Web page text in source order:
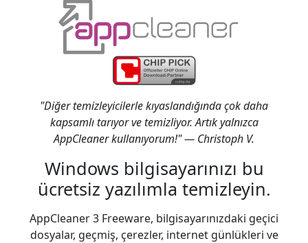
"Diğer temizleyicilerle kıyaslandığında çok daha
kapsamlı tarıyor ve temizliyor. Artık yalnızca
AppCleaner kullanıyorum!" — Christoph V.
Windows bilgisayarınızı bu
ücretsiz yazılımla temizleyin.
AppCleaner 3 Freeware, bilgisayarınızdaki geçici
dosyalar, geçmiş, çerezler, internet günlükleri ve